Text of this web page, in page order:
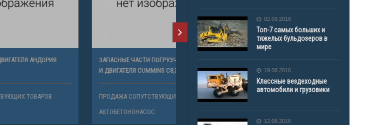
ЗАПАСНЫЕ ЧАСТИ ПОГРУЗЧИКА DRESSTA 534
И ДВИГАТЕЛЯ CUMMINS C8,3
ПРОДАЖА СОПУТСТВУЮЩИХ ТОВАРОВ
ДВИГАТЕЛЯ 4С90, 4СТ90
ПРОДАЖА СОПУТСТВУЮЩИХ ТОВАРОВ
02.09.2016
Топ-7 самых больших и
тяжелых бульдозеров в
мире
19.08.2016
Классные вездеходные
автомобили и грузовики
12.08.2016